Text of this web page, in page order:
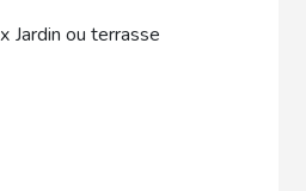
Jardin ou terrasse